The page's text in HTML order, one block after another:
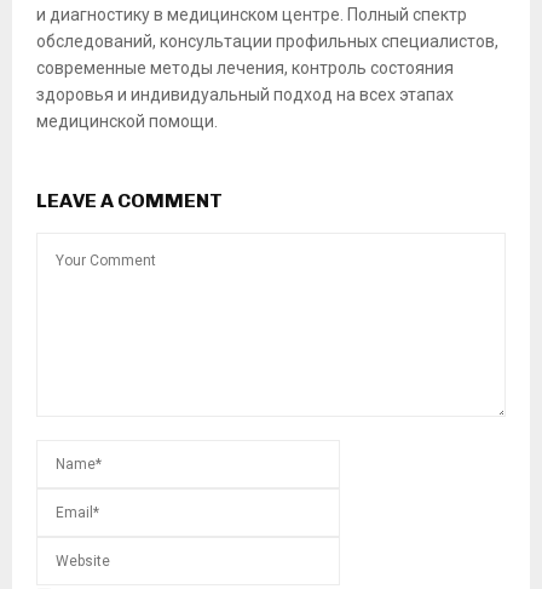
и диагностику в медицинском центре. Полный спектр
обследований, консультации профильных специалистов,
современные методы лечения, контроль состояния
здоровья и индивидуальный подход на всех этапах
медицинской помощи.
LEAVE A COMMENT